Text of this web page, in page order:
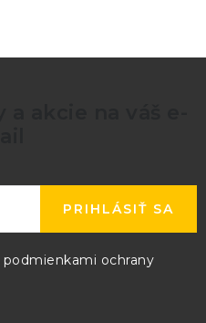
podmienkami ochrany
PRIHLÁSIŤ SA